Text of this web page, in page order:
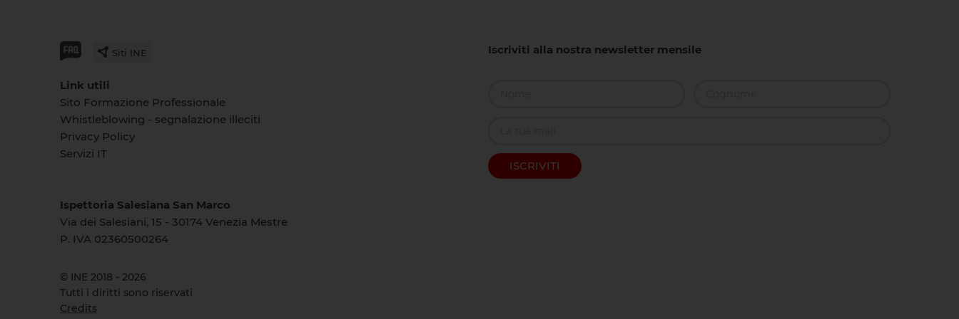
Siti INE
Link utili
Sito Formazione Professionale
Whistleblowing - segnalazione illeciti
Privacy Policy
Servizi IT
Ispettoria Salesiana San Marco
Via dei Salesiani, 15 - 30174 Venezia Mestre
P. IVA 02360500264
© INE 2018 - 2026
Tutti i diritti sono riservati
Credits
Iscriviti alla nostra newsletter mensile